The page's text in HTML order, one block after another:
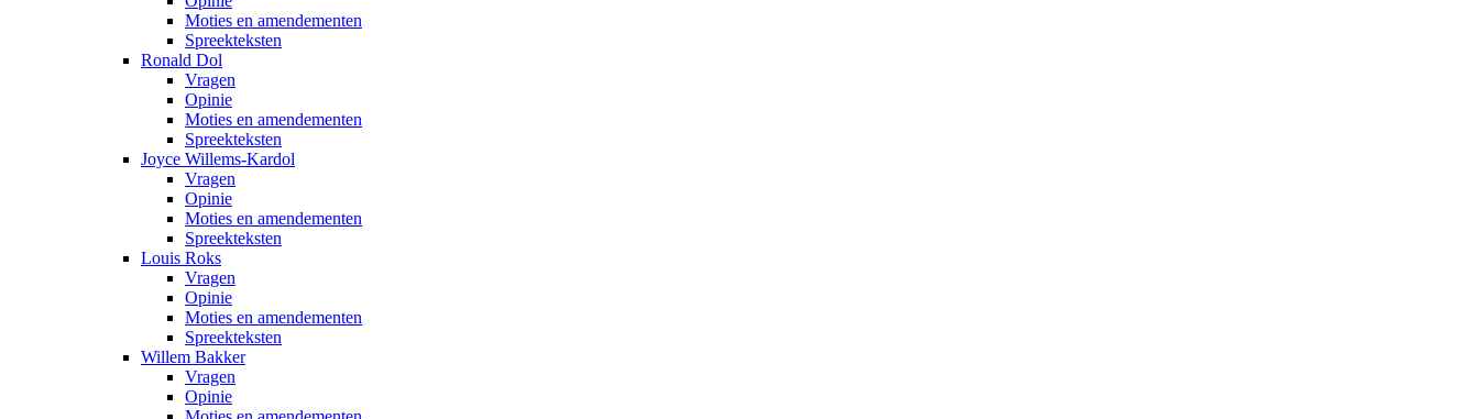
Moties en amendementen
Spreekteksten
Ronald Dol
Vragen
Opinie
Moties en amendementen
Spreekteksten
Joyce Willems-Kardol
Vragen
Opinie
Moties en amendementen
Spreekteksten
Louis Roks
Vragen
Opinie
Moties en amendementen
Spreekteksten
Willem Bakker
Vragen
Opinie